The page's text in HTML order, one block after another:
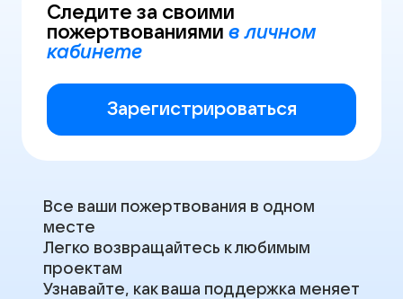
Следите за своими
пожертвованиями в личном
кабинете
Зарегистрироваться
Все ваши пожертвования в одном
месте
Легко возвращайтесь к любимым
проектам
Узнавайте, как ваша поддержка меняет